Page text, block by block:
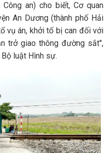
an) cho biết, Cơ quan
An Dương (thành phố Hải
vụ án, khởi tố bị can đối với
trở giao thông đường sắt",
luật Hình sự.